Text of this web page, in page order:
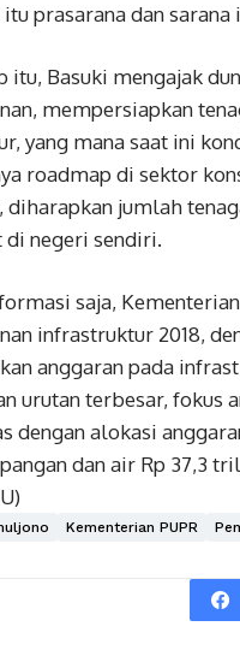
prasarana dan sarana
itu, Basuki mengajak
mempersiapkan
yang mana saat ini
roadmap di sektor
diharapkan jumlah
negeri sendiri.
saja,
infrastruktur 2018,
anggaran pada
urutan terbesar, fokus
dengan alokasi
dan air Rp 37,3
Kementerian PUPR